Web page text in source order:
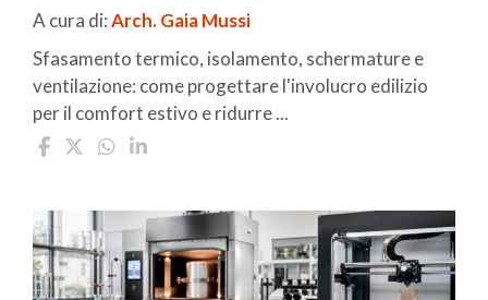
A cura di:Arch. Gaia Mussi
Sfasamento termico, isolamento, schermature e
ventilazione: come progettare l'involucro edilizio
per il comfort estivo e ridurre ...